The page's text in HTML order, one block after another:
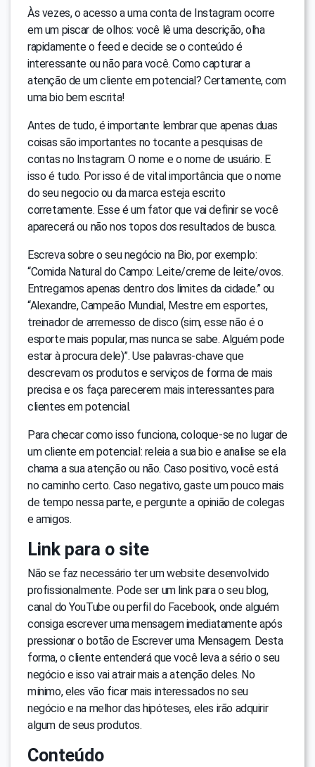
Às vezes, o acesso a uma conta de Instagram ocorre
em um piscar de olhos: você lê uma descrição, olha
rapidamente o feed e decide se o conteúdo é
interessante ou não para você. Como capturar a
atenção de um cliente em potencial? Certamente, com
uma bio bem escrita!
Antes de tudo, é importante lembrar que apenas duas
coisas são importantes no tocante a pesquisas de
contas no Instagram. O nome e o nome de usuário. E
isso é tudo. Por isso é de vital importância que o nome
do seu negocio ou da marca esteja escrito
corretamente. Esse é um fator que vai definir se você
aparecerá ou não nos topos dos resultados de busca.
Escreva sobre o seu negócio na Bio, por exemplo:
“Comida Natural do Campo: Leite/creme de leite/ovos.
Entregamos apenas dentro dos limites da cidade.” ou
“Alexandre, Campeão Mundial, Mestre em esportes,
treinador de arremesso de disco (sim, esse não é o
esporte mais popular, mas nunca se sabe. Alguém pode
estar à procura dele)”. Use palavras-chave que
descrevam os produtos e serviços de forma de mais
precisa e os faça parecerem mais interessantes para
clientes em potencial.
Para checar como isso funciona, coloque-se no lugar de
um cliente em potencial: releia a sua bio e analise se ela
chama a sua atenção ou não. Caso positivo, você está
no caminho certo. Caso negativo, gaste um pouco mais
de tempo nessa parte, e pergunte a opinião de colegas
e amigos.
Link para o site
Não se faz necessário ter um website desenvolvido
profissionalmente. Pode ser um link para o seu blog,
canal do YouTube ou perfil do Facebook, onde alguém
consiga escrever uma mensagem imediatamente após
pressionar o botão de Escrever uma Mensagem. Desta
forma, o cliente entenderá que você leva a sério o seu
negócio e isso vai atrair mais a atenção deles. No
mínimo, eles vão ficar mais interessados no seu
negócio e na melhor das hipóteses, eles irão adquirir
algum de seus produtos.
Conteúdo